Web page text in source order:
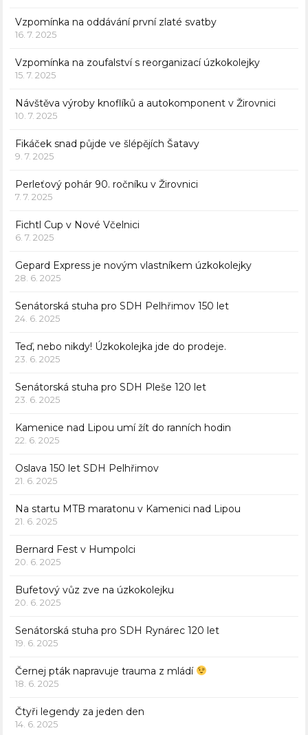
Vzpomínka na oddávání první zlaté svatby
16. 7. 2025
Vzpomínka na zoufalství s reorganizací úzkokolejky
15. 7. 2025
Návštěva výroby knoflíků a autokomponent v Žirovnici
10. 7. 2025
Fikáček snad půjde ve šlépějích Šatavy
9. 7. 2025
Perleťový pohár 90. ročníku v Žirovnici
7. 7. 2025
Fichtl Cup v Nové Včelnici
6. 7. 2025
Gepard Express je novým vlastníkem úzkokolejky
28. 6. 2025
Senátorská stuha pro SDH Pelhřimov 150 let
24. 6. 2025
Teď, nebo nikdy! Úzkokolejka jde do prodeje.
23. 6. 2025
Senátorská stuha pro SDH Pleše 120 let
23. 6. 2025
Kamenice nad Lipou umí žít do ranních hodin
22. 6. 2025
Oslava 150 let SDH Pelhřimov
21. 6. 2025
Na startu MTB maratonu v Kamenici nad Lipou
21. 6. 2025
Bernard Fest v Humpolci
20. 6. 2025
Bufetový vůz zve na úzkokolejku
20. 6. 2025
Senátorská stuha pro SDH Rynárec 120 let
19. 6. 2025
Černej pták napravuje trauma z mládí
18. 6. 2025
Čtyři legendy za jeden den
14. 6. 2025